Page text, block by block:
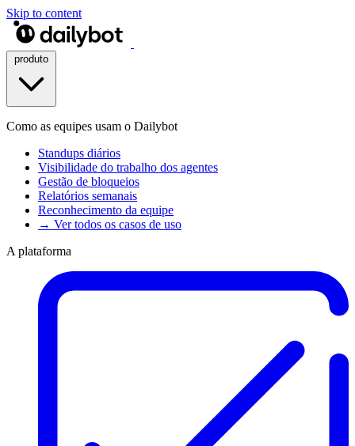
Skip to content
Como as equipes usam o Dailybot
Standups diários
Visibilidade do trabalho dos agentes
Gestão de bloqueios
Relatórios semanais
Reconhecimento da equipe
→ Ver todos os casos de uso
A plataforma